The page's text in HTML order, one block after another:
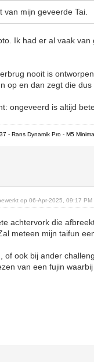
mijn geveerde Tai.
Ik had er al vaak
nooit is
op en dan zegt die dus
ongeveerd is altijd
- Rans Dynamik Pro - M5
op 06-Apr-2025, 09:17
achtervork die
meteen mijn taifun
of ook bij ander
van een fujin